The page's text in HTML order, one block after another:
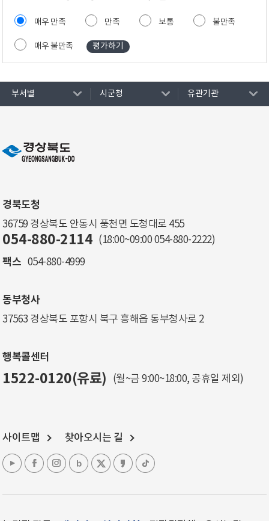
매우 만족 만족 보통 불만족
매우 불만족
부서별 시군청 유관기관
경북도청
36759 경상북도 안동시 풍천면 도청대로 455
054-880-2114 (18:00~09:00 054-880-2222)
팩스 054-880-4999
동부청사
37563 경상북도 포항시 북구 흥해읍 동부청사로 2
행복콜센터
1522-0120(유료) (월~금 9:00~18:00, 공휴일 제외)
사이트맵 찾아오시는 길